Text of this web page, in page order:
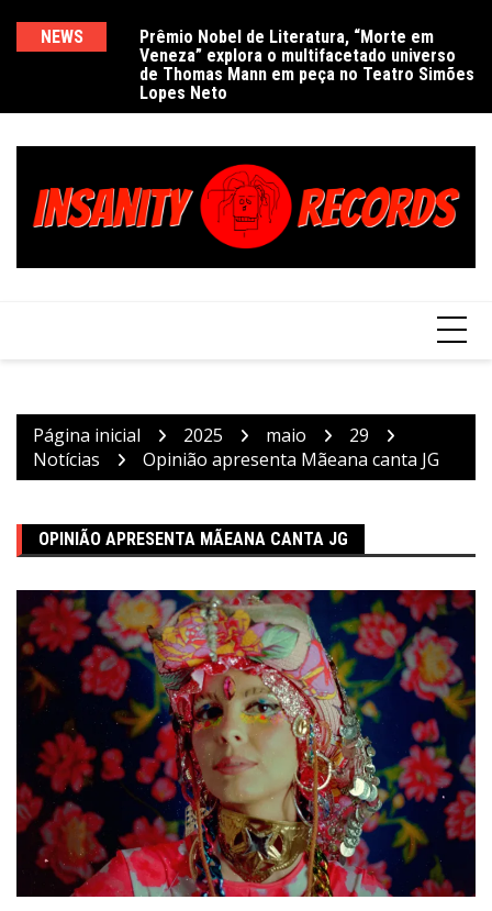
NEWS
Prêmio Nobel de Literatura, “Morte em
Veneza” explora o multifacetado universo
de Thomas Mann em peça no Teatro Simões
Lopes Neto
Página inicial 2025 maio
29
Notícias
Opinião apresenta Mãeana canta JG
OPINIÃO APRESENTA MÃEANA CANTA JG